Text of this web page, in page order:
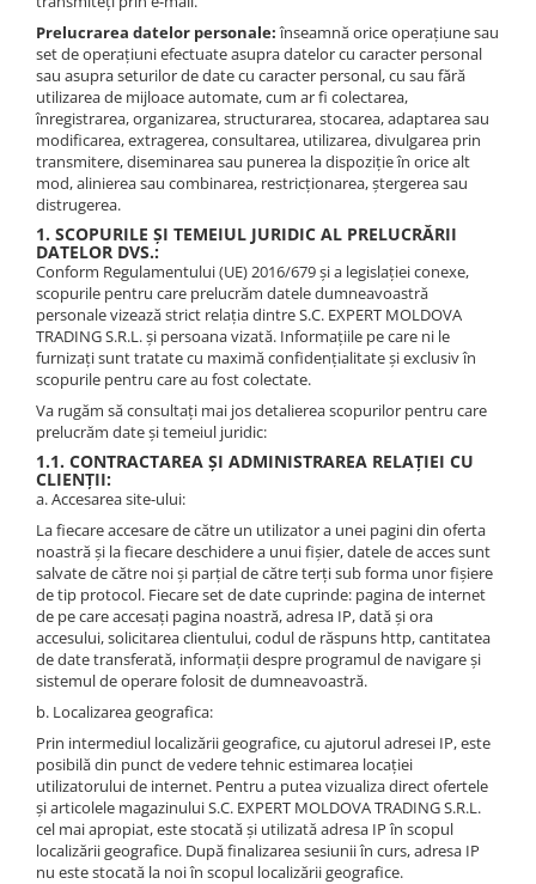
Masini de frezat multifunctionale
Masini de frezat universale SERVO
Masini de frezat verticale
Masini de slefuit metal
Masini de ascutit burghie
Masini de lustruit
Masini de polizat bavuri cu perii
Masini de rectificat plan
Masini de rectificat plan
Masini de rectificat rotund
Masini de satinat
Masini de slefuit combinate
Masini de slefuit cu banda
Masini de slefuit cu disc
Masini de slefuit cu mediu umed si
uscat
Masini de slefuit cutite de gravat
Masini de tesit
Masini pentru slefuit tevi
Masini universale de ascutit
Polizoare de banc
Masini de filetat
Masini pneumatice de filetat
Masini electrice de filetat
Exhaustor pentru aschii metal
Masini de gaurit cu talpa
magnetica
Instalatii de spalare a pieselor
Instrumente de găurit
Tarozi si filiere
Accesorii utilaje
Accesorii masini de gaurit si frezat
Accesorii pentru ferastraie
mecanice cu banda si disc
Accesorii pentru masini de ascutit
Accesorii pentru masini de gaurit
Accesorii pentru masini de slefuit
Accesorii pentru masini de taiat
filete
Accesorii pentru mașini de găurit
magnetice
Accesorii pentru strunguri
Accesorii polizor umed și uscat
Accesorii generale
Accesorii masini de slefuit cutite
de gravat
Accesorii pentru mașini de șlefuit
Accesorii, mese si prelungiri metal
Benzi textile de șlefuit pentru
prelucrarea metalelor
Instrumente de tăiere diferite
Lame de ferastrau cu varf din
carbura
Lame de ferăstrău cu acoperire
TiN
Panze de taiere cu banda verticala
Ciclon interceptor
Exhaustoare ciclon
Exhaustoare cu cartus de filtrare
Exhaustoare masa
Exhaustoare mobile
Exhaustoare radiale
Exhaustoare statice
Masini combinate prelucrare lemn
(multifunctionale lemn)
Masini combinate universale
Masini combinate: circulare de
formatizat - freza
Masini de ascutit
Masini de ascutit cutite de abric
Masini de ascutit panze de circular
Dispozitive de avans mecanic
Masini aplicat cant
Bancuri de lucru
Masini pentru despicat bustenii
Mese cu ghidaj si freze electrice
Prese pentru rame
Standuri universale
Pasta de lustruit
Set de lustruit
Accesorii si consumabile strung
pentru lemn
Accesorii pentru strunguri
Prindere mandrine
Accesorii universale
Accesorii, mese si prelungiri lemn
Prese de atelier pneumatice
Prese hidraulice de atelier cu
cilindru fix
Prese hidraulice de atelier cu
cilindru mobil
Prese hidraulice de indoit tabla tip
abkant
Prese de atelier
Roata englezeasca
Prelucrarea datelor personale:înseamnă orice operațiune sau
set de operațiuni efectuate asupra datelor cu caracter personal
sau asupra seturilor de date cu caracter personal, cu sau fără
utilizarea de mijloace automate, cum ar fi colectarea,
înregistrarea, organizarea, structurarea, stocarea, adaptarea sau
modificarea, extragerea, consultarea, utilizarea, divulgarea prin
transmitere, diseminarea sau punerea la dispoziție în orice alt
mod, alinierea sau combinarea, restricționarea, ștergerea sau
distrugerea.
1. SCOPURILE ȘI TEMEIUL JURIDIC AL PRELUCRĂRII
DATELOR DVS.:
Conform Regulamentului (UE) 2016/679 și a legislației conexe,
scopurile pentru care prelucrăm datele dumneavoastră
personale vizează strict relația dintre S.C. EXPERT MOLDOVA
TRADING S.R.L. și persoana vizată. Informațiile pe care ni le
furnizați sunt tratate cu maximă confidențialitate și exclusiv în
scopurile pentru care au fost colectate.
Va rugăm să consultați mai jos detalierea scopurilor pentru care
prelucrăm date și temeiul juridic:
1.1. CONTRACTAREA ȘI ADMINISTRAREA RELAȚIEI CU
CLIENȚII:
a. Accesarea site-ului:
La fiecare accesare de către un utilizator a unei pagini din oferta
noastră și la fiecare deschidere a unui fișier, datele de acces sunt
salvate de către noi și parțial de către terți sub forma unor fișiere
de tip protocol. Fiecare set de date cuprinde: pagina de internet
de pe care accesați pagina noastră, adresa IP, dată și ora
accesului, solicitarea clientului, codul de răspuns http, cantitatea
de date transferată, informații despre programul de navigare și
sistemul de operare folosit de dumneavoastră.
b. Localizarea geografica:
Prin intermediul localizării geografice, cu ajutorul adresei IP, este
posibilă din punct de vedere tehnic estimarea locației
utilizatorului de internet. Pentru a putea vizualiza direct ofertele
și articolele magazinului S.C. EXPERT MOLDOVA TRADING S.R.L.
cel mai apropiat, este stocată și utilizată adresa IP în scopul
localizării geografice. După finalizarea sesiunii în curs, adresa IP
nu este stocată la noi în scopul localizării geografice.